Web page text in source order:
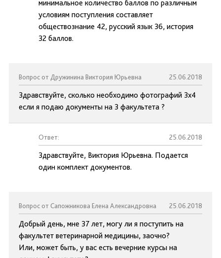
минимальное количество баллов по различным
условиям поступления составляет
обществознание 42, русский язык 36, история
32 баллов.
Вопрос от Дружинина Виктория Юрьевна 25.06.2018
Здравствуйте, сколько необходимо фотографий 3х4
если я подаю документы на 3 факультета ?
Ответ: 25.06.2018
Здравствуйте, Виктория Юрьевна. Подается
один комплект документов.
Вопрос от Сапожникова Елена Александровна 25.06.2018
Добрый день, мне 37 лет, могу ли я поступить на
факультет ветеринарной медицины, заочно?
Или, может быть, у вас есть вечерние курсы на